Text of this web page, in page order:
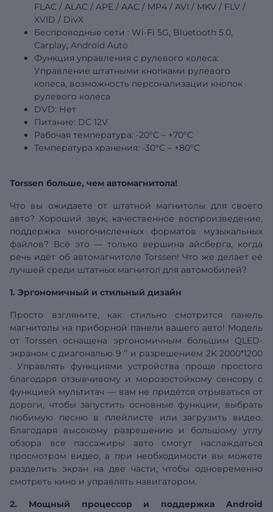
FLAC / ALAC / APE / AAC / MP4 / AVI / MKV / FLV /
XVID / DivX
Беспроводные сети : Wi-Fi 5G, Bluetooth 5.0,
Carplay, Android Auto
Функция управления с рулевого колеса:
Управление штатными кнопками рулевого
колеса, возможность персонализации кнопок
рулевого колеса
DVD: Нет
Питание: DC 12V
Рабочая температура: -20°C – +70°C
Температура хранения: -30°C – +80°C
Torssen больше, чем автомагнитола!
Что вы ожидаете от штатной магнитолы для своего
авто? Хороший звук, качественное воспроизведение,
поддержка многочисленных форматов музыкальных
файлов? Всё это — только вершина айсберга, когда
речь идёт об автомагнитоле Torssen! Что же делает её
лучшей среди штатных магнитол для автомобилей?
1. Эргономичный и стильный дизайн
Просто взгляните, как стильно смотрится панель
магнитолы на приборной панели вашего авто! Модель
от Torssen оснащена эргономичным большим QLED-
экраном с диагональю 9 ’’ и разрешением 2K 2000*1200
. Управлять функциями устройства проще простого
благодаря отзывчивому и морозостойкому сенсору с
функцией мультитач — вам не придётся отрываться от
дороги, чтобы запустить основные функции, выбрать
любимую песню в плейлисте или загрузить видео.
Благодаря высокому разрешению и большому углу
обзора все пассажиры авто смогут наслаждаться
просмотром видео, а при необходимости вы можете
разделить экран на две части, чтобы одновременно
смотреть кино и управлять навигатором.
2. Мощный процессор и поддержка Android